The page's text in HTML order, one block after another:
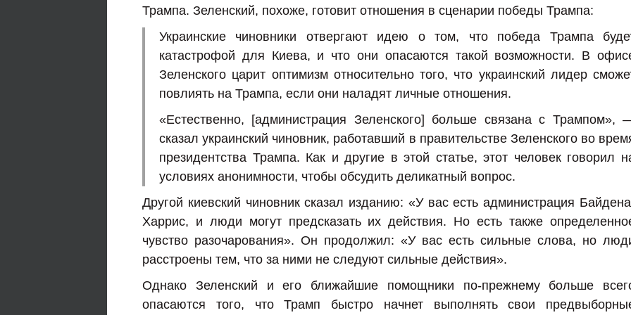
Трампа. Зеленский, похоже, готовит отношения в сценарии победы Трампа:
Украинские чиновники отвергают идею о том, что победа Трампа
катастрофой для Киева, и что они опасаются такой возможности. В
Зеленского царит оптимизм относительно того, что украинский лидер
повлиять на Трампа, если они наладят личные отношения.
«Естественно, [администрация Зеленского] больше связана с Трампом»,
сказал украинский чиновник, работавший в правительстве Зеленского во
президентства Трампа. Как и другие в этой статье, этот человек говорил
условиях анонимности, чтобы обсудить деликатный вопрос.
Другой киевский чиновник сказал изданию: «У вас есть администрация
Харрис, и люди могут предсказать их действия. Но есть также
чувство разочарования». Он продолжил: «У вас есть сильные слова, но
расстроены тем, что за ними не следуют сильные действия».
Однако Зеленский и его ближайшие помощники по-прежнему больше
опасаются того, что Трамп быстро начнет выполнять свои